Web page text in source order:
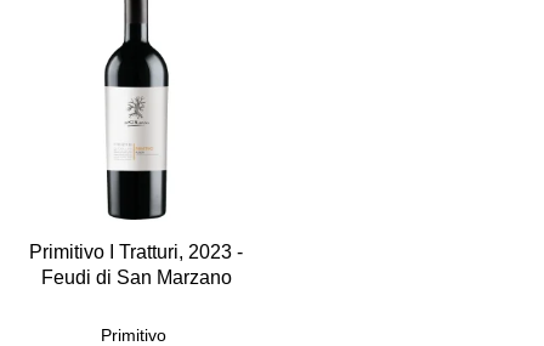
Primitivo I Tratturi, 2023 -
Feudi di San Marzano
Primitivo